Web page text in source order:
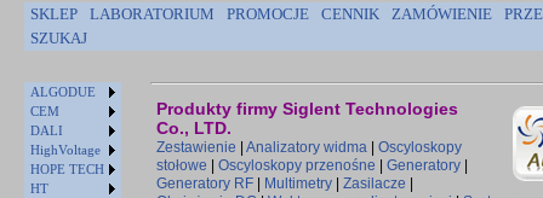
SKLEP
LABORATORIUM PROMOCJE CENNIK ZAMÓWIENIE
SZUKAJ
ALGODUE
CEM
DALI
HighVoltage
HOPE TECH
HT
Produkty firmy Siglent Technologies
Co., LTD.
Zestawienie Analizatory widma
Oscyloskopy
stołowe
Oscyloskopy przenośne Generatory
Generatory RF
Multimetry Zasilacze